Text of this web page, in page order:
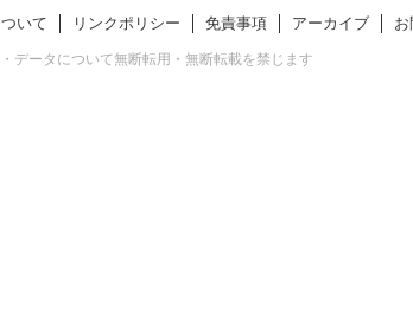
いて リンクポリシー 免責事項 アーカイブ
ータについて無断転用・無断転載を禁じます